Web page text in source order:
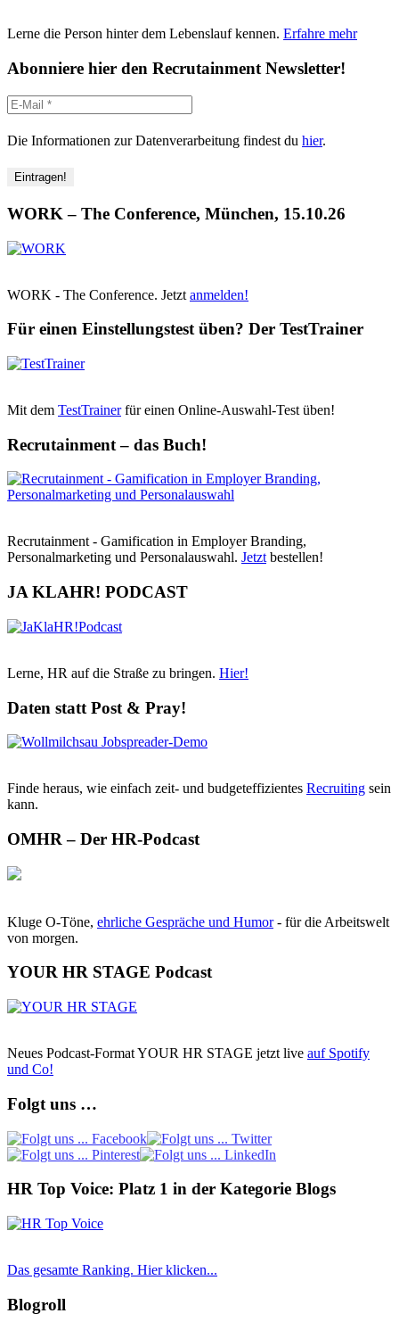
Lerne die Person hinter dem Lebenslauf kennen. Erfahre mehr
Abonniere hier den Recrutainment Newsletter!
Die Informationen zur Datenverarbeitung findest du hier.
WORK – The Conference, München, 15.10.26
WORK - The Conference. Jetzt anmelden!
Für einen Einstellungstest üben? Der TestTrainer
Mit dem TestTrainerfür einen Online-Auswahl-Test üben!
Recrutainment – das Buch!
Recrutainment - Gamification in Employer Branding,
Personalmarketing und Personalauswahl. Jetzt bestellen!
JA KLAHR! PODCAST
Lerne, HR auf die Straße zu bringen. Hier!
Daten statt Post & Pray!
Finde heraus, wie einfach zeit- und budgeteffizientes Recruiting sein
kann.
OMHR – Der HR-Podcast
Kluge O-Töne, ehrliche Gespräche und Humor- für die Arbeitswelt
von morgen.
YOUR HR STAGE Podcast
Neues Podcast-Format YOUR HR STAGE jetzt live auf Spotify
und Co!
Folgt uns …
HR Top Voice: Platz 1 in der Kategorie Blogs
Das gesamte Ranking. Hier klicken...
Blogroll